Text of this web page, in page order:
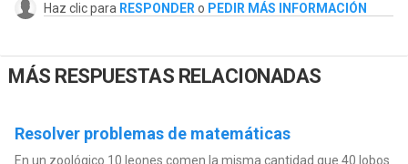
Haz clic para RESPONDER o PEDIR MÁS INFORMACIÓN
MÁS RESPUESTAS RELACIONADAS
Resolver problemas de matemáticas
En un zoológico 10 leones comen la misma cantidad que 40 lobos.